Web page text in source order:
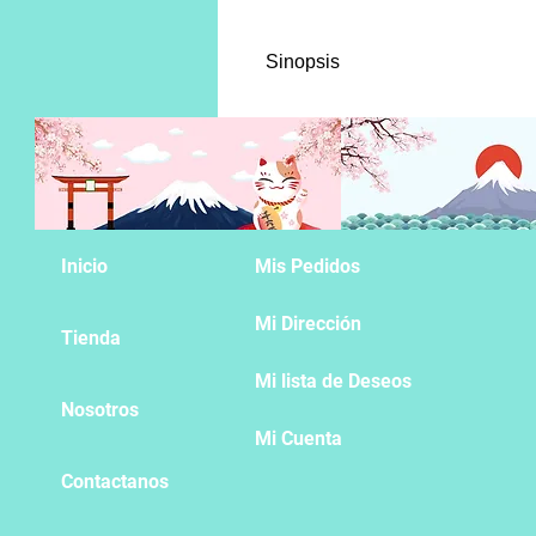
Sinopsis
del Pastor. ¿Impedirá este
formó el octavo escuadrón.
Inicio
Tienda
Nosotros
Contactanos
Mis Pedidos
Mi Dirección
Mi lista de Deseos
Mi Cuenta